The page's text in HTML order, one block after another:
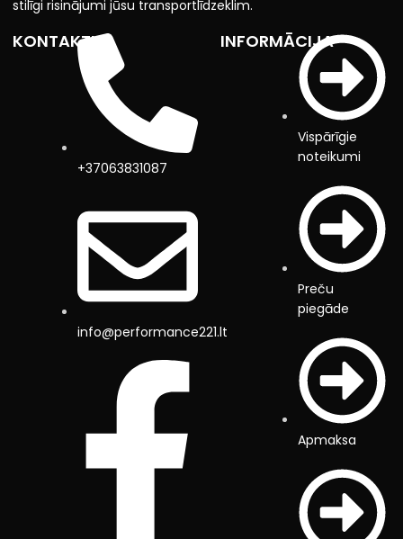
stilīgi risinājumi jūsu transportlīdzeklim.
KONTAKTI
+37063831087
info@performance221.lt
INFORMĀCIJA
Vispārīgie
noteikumi
Preču
piegāde
Apmaksa